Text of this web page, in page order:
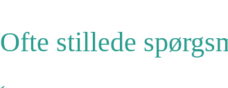
Ofte stillede